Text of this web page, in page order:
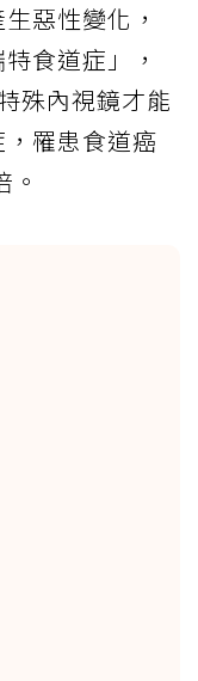
惡性變化，
食道症」，
殊內視鏡才能
罹患食道癌